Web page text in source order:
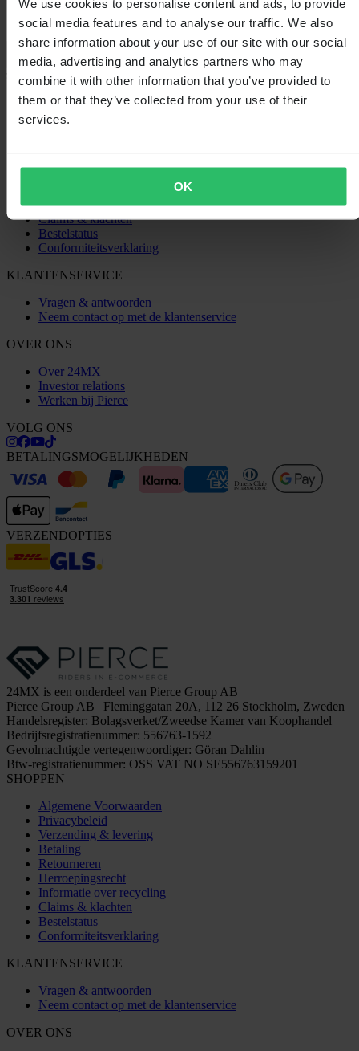
We use cookies to personalise content and ads, to provide
social media features and to analyse our traffic. We also
share information about your use of our site with our social
media, advertising and analytics partners who may
combine it with other information that you’ve provided to
them or that they’ve collected from your use of their
services.
OK
Laden...
Algemene Voorwaarden
Informatie over recycling
Claims & klachten
Bestelstatus
Conformiteitsverklaring
KLANTENSERVICE
Vragen & antwoorden
Neem contact op met de klantenservice
OVER ONS
Over 24MX
Investor relations
Werken bij Pierce
VOLG ONS
BETALINGSMOGELIJKHEDEN
VERZENDOPTIES
24MX is een onderdeel van Pierce Group AB
Pierce Group AB | Fleminggatan 20A, 112 26 Stockholm, Zweden
Handelsregister: Bolagsverket/Zweedse Kamer van Koophandel
Bedrijfsregistratienummer: 556763-1592
Gevolmachtigde vertegenwoordiger: Göran Dahlin
Btw-registratienummer: OSS VAT NO SE556763159201
SHOPPEN
Algemene Voorwaarden
Privacybeleid
Verzending & levering
Betaling
Retourneren
Herroepingsrecht
Informatie over recycling
Claims & klachten
Bestelstatus
Conformiteitsverklaring
KLANTENSERVICE
Vragen & antwoorden
Neem contact op met de klantenservice
OVER ONS